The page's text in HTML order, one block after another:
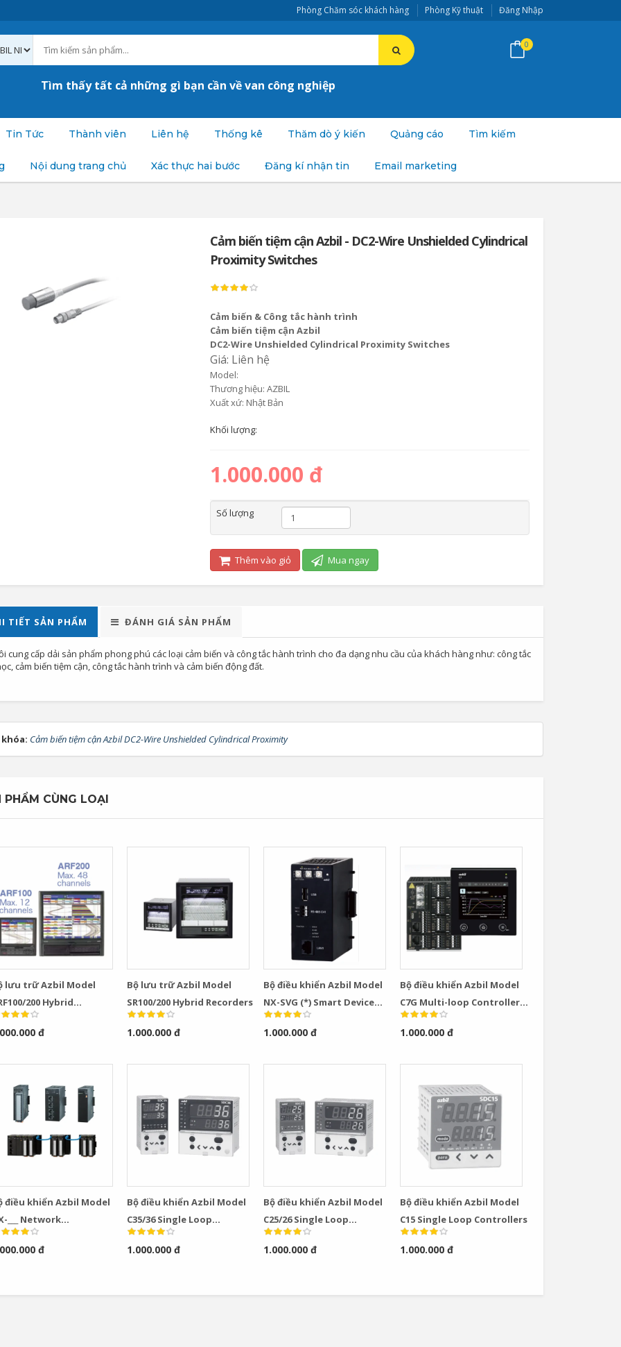
Phòng Chăm sóc khách hàng Phòng Kỹ thuật Đăng Nhập
Tìm thấy tất cả những gì bạn cần về van công nghiệp
0
Tin Tức Thành viên Liên hệ Thống kê Thăm dò ý kiến Quảng cáo Tìm kiếm
Nội dung trang chủ Xác thực hai bước Đăng kí nhận tin Email marketing
Cảm biến tiệm cận Azbil - DC2-Wire Unshielded Cylindrical
Proximity Switches
Cảm biến & Công tắc hành trình
Cảm biến tiệm cận Azbil
DC2-Wire Unshielded Cylindrical Proximity Switches
Giá: Liên hệ
Model:
Thương hiệu: AZBIL
Xuất xứ: Nhật Bản
Khối lượng:
1.000.000 đ
Số lượng
Thêm vào giỏ Mua ngay
TIẾT SẢN PHẨM ĐÁNH GIÁ SẢN PHẨM
cung cấp dải sản phẩm phong phú các loại cảm biến và công tắc hành trình cho đa dạng nhu cầu của khách hàng như: công tắc
cảm biến tiệm cận, công tắc hành trình và cảm biến động đất.
Cảm biến tiệm cận Azbil DC2-Wire Unshielded Cylindrical Proximity
PHẨM CÙNG LOẠI
lưu trữ Azbil Model
200 Hybrid
đ
Bộ lưu trữ Azbil Model
SR100/200 Hybrid Recorders
1.000.000 đ
Bộ điều khiển Azbil Model
NX-SVG (*) Smart Device
Gateway
1.000.000 đ
Bộ điều khiển Azbil Model
C7G Multi-loop Controller
with Multifunction Display
Model
1.000.000 đ
điều khiển Azbil Model
___ Network
Modules
đ
Bộ điều khiển Azbil Model
C35/36 Single Loop
Controllers
1.000.000 đ
Bộ điều khiển Azbil Model
C25/26 Single Loop
Controllers
1.000.000 đ
Bộ điều khiển Azbil Model
C15 Single Loop Controllers
1.000.000 đ